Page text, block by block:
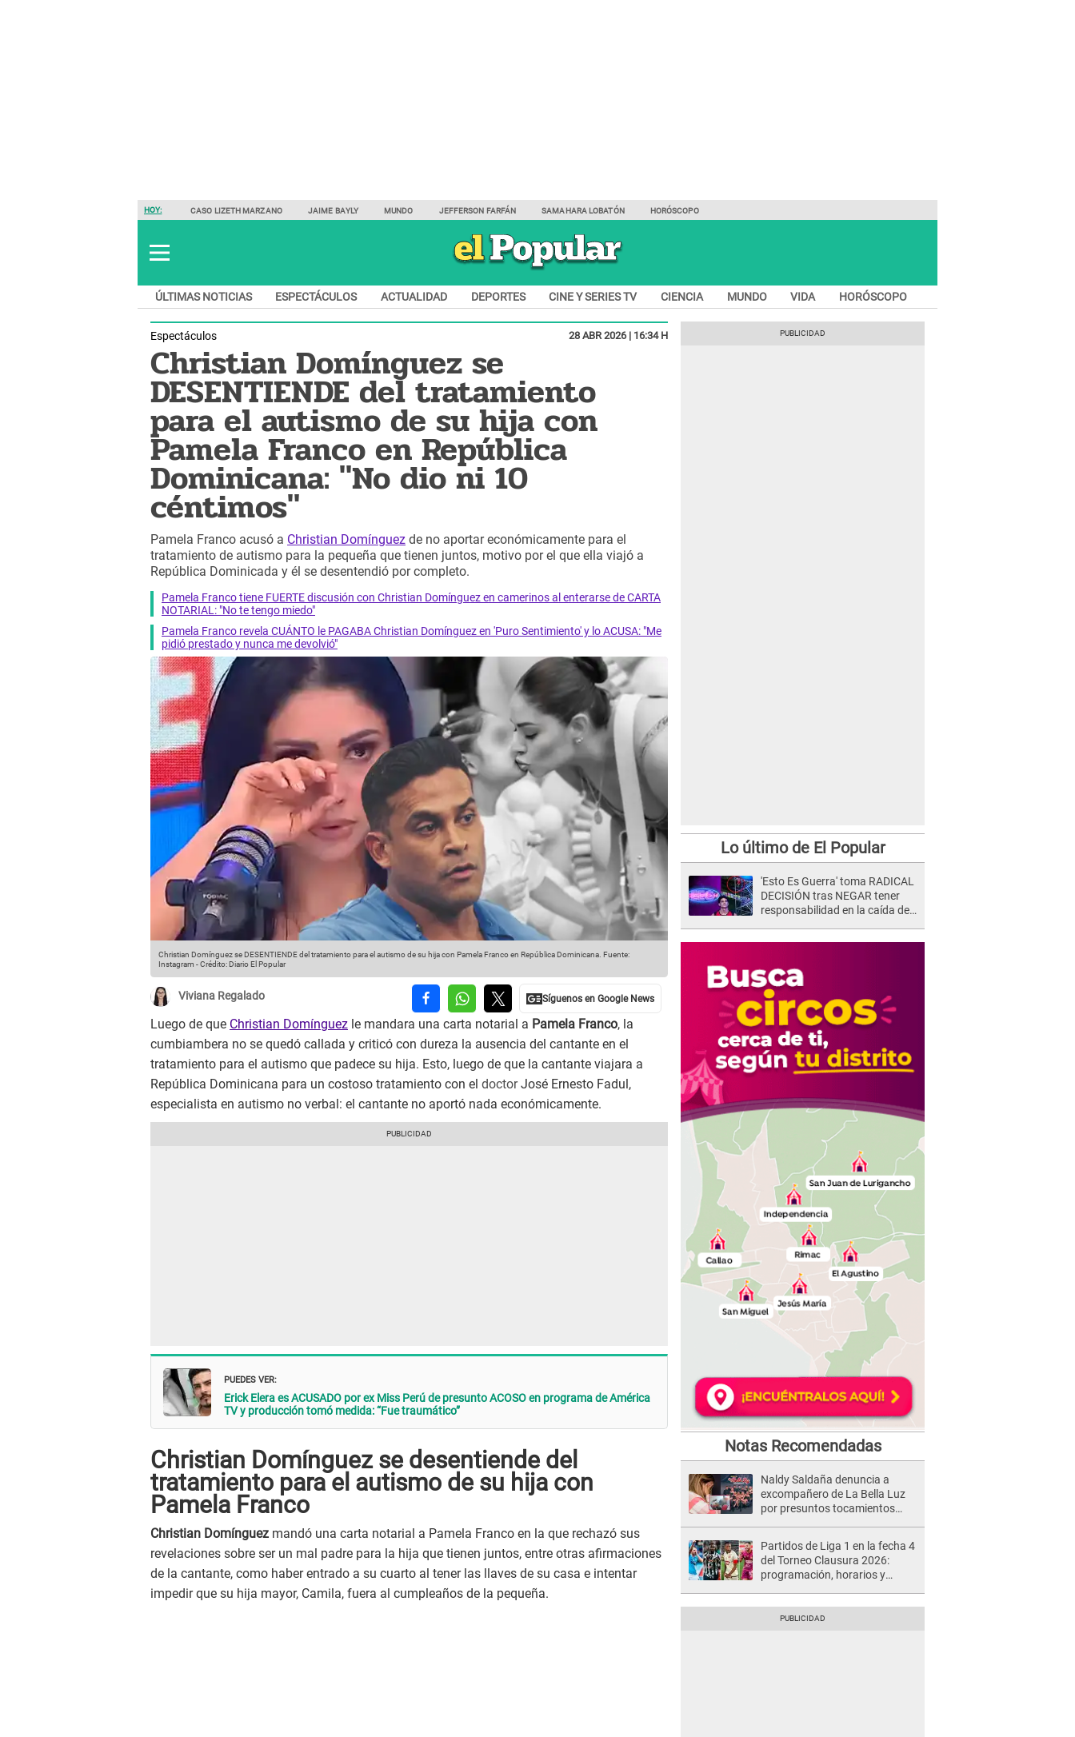
HOY: CASO LIZETH MARZANO JAIME BAYLY MUNDO JEFFERSON FARFÁN SAMAHARA LOBATÓN HORÓSCOPO
ÚLTIMAS NOTICIAS ESPECTÁCULOS ACTUALIDAD DEPORTES CINE Y SERIES TV CIENCIA MUNDO VIDA HORÓSCOPO
Espectáculos 28 ABR 2026 | 16:34 H
Christian Domínguez se
DESENTIENDE del tratamiento
para el autismo de su hija con
Pamela Franco en República
Dominicana: "No dio ni 10
céntimos"
Pamela Franco acusó a Christian Domínguez de no aportar económicamente para el
tratamiento de autismo para la pequeña que tienen juntos, motivo por el que ella viajó a
República Dominicada y él se desentendió por completo.
Pamela Franco tiene FUERTE discusión con Christian Domínguez en camerinos al enterarse de CARTA
NOTARIAL: "No te tengo miedo"
Pamela Franco revela CUÁNTO le PAGABA Christian Domínguez en 'Puro Sentimiento' y lo ACUSA: "Me
pidió prestado y nunca me devolvió"
Christian Domínguez se DESENTIENDE del tratamiento para el autismo de su hija con Pamela Franco en República Dominicana. Fuente:
Instagram -Crédito: Diario El Popular
Viviana Regalado
Luego de que Christian Domínguez le mandara una carta notarial a Pamela Franco, la
cumbiambera no se quedó callada y criticó con dureza la ausencia del cantante en el
tratamiento para el autismo que padece su hija. Esto, luego de que la cantante viajara a
República Dominicana para un costoso tratamiento con el doctorJosé Ernesto Fadul,
especialista en autismo no verbal: el cantante no aportó nada económicamente.
PUEDES VER:
Erick Elera es ACUSADO por ex Miss Perú de presunto ACOSO en programa de América
TV y producción tomó medida: “Fue traumático”
Christian Domínguez se desentiende del
tratamiento para el autismo de su hija con
Pamela Franco
Christian Domínguez mandó una carta notarial a Pamela Franco en la que rechazó sus
revelaciones sobre ser un mal padre para la hija que tienen juntos, entre otras afirmaciones
de la cantante, como haber entrado a su cuarto al tener las llaves de su casa e intentar
impedir que su hija mayor, Camila, fuera al cumpleaños de la pequeña.
Lo último de El Popular
'Esto Es Guerra' toma RADICAL
DECISIÓN tras NEGAR tener
responsabilidad en la caída de
Notas Recomendadas
Naldy Saldaña denuncia a
excompañero de La Bella Luz
por presuntos tocamientos
Partidos de Liga 1 en la fecha 4
del Torneo Clausura 2026:
programación, horarios y